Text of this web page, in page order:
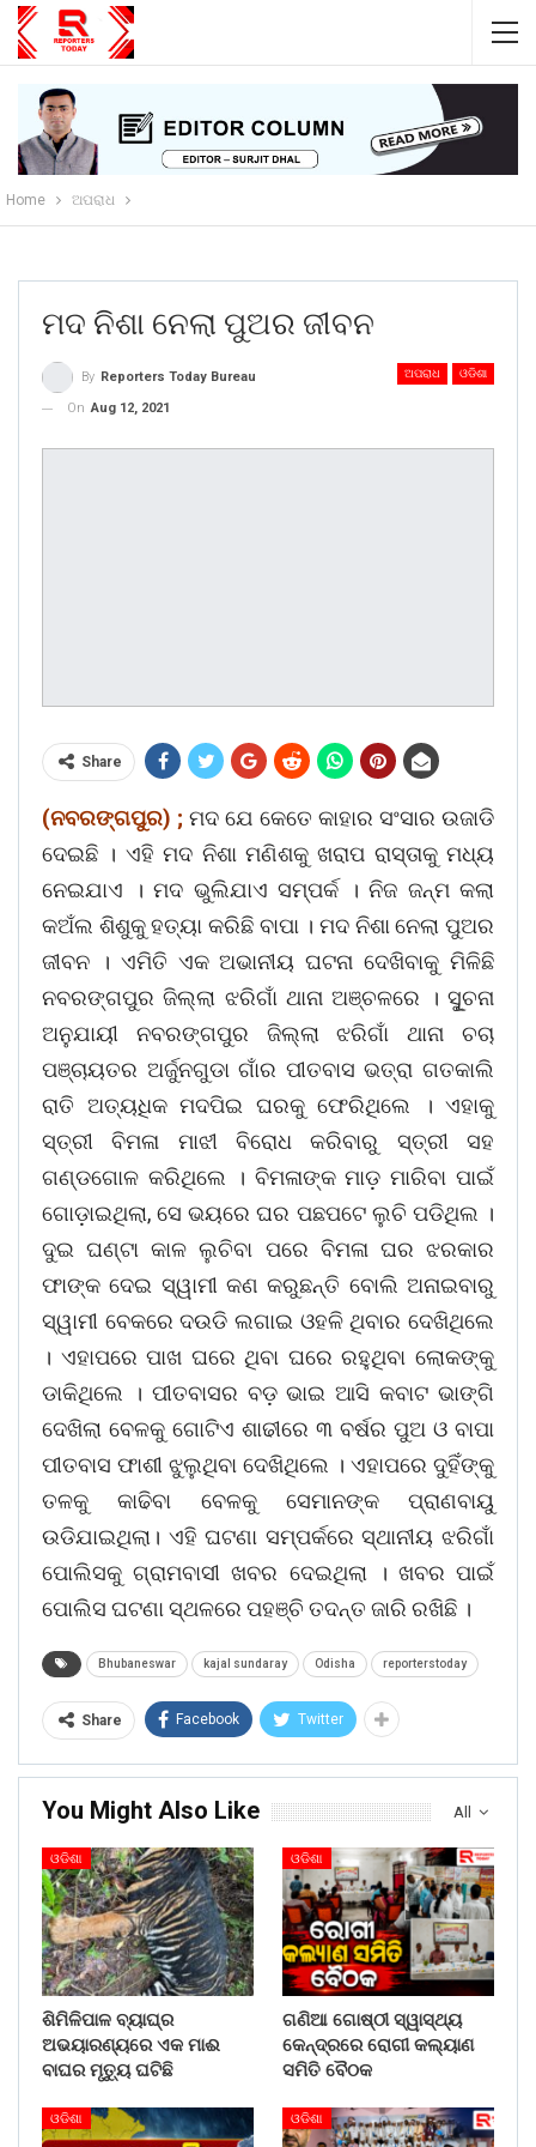
Home ଅପରାଧ
ମଦ ନିଶା ନେଲା ପୁଅର ଜୀବନ
ଅପରାଧ ଓଡିଶା
By Reporters Today Bureau
On Aug 12, 2021
Share
(ନବରଙ୍ଗପୁର) ; ମଦ ଯେ କେତେ କାହାର ସଂସାର ଉଜାଡି
ଦେଇଛି । ଏହି ମଦ ନିଶା ମଣିଶକୁ ଖରାପ ରାସ୍ତାକୁ ମଧ୍ୟ
ନେଇଯାଏ । ମଦ ଭୁଲିଯାଏ ସମ୍ପର୍କ । ନିଜ ଜନ୍ମ କଲା
କଅଁଲ ଶିଶୁକୁ ହତ୍ୟା କରିଛି ବାପା । ମଦ ନିଶା ନେଲା ପୁଅର
ଜୀବନ । ଏମିତି ଏକ ଅଭାନୀୟ ଘଟନା ଦେଖିବାକୁ ମିଳିଛି
ନବରଙ୍ଗପୁର ଜିଲ୍ଲା ଝରିଗାଁ ଥାନା ଅଞ୍ଚଳରେ । ସୂୁଚନା
ଅନୁଯାୟୀ ନବରଙ୍ଗପୁର ଜିଲ୍ଲା ଝରିଗାଁ ଥାନା ଚଚା
ପଞ୍ଚାୟତର ଅର୍ଜୁନଗୁଡା ଗାଁର ପୀତବାସ ଭତ୍ରା ଗତକାଲି
ରାତି ଅତ୍ୟଧିକ ମଦପିଇ ଘରକୁ ଫେରିଥିଲେ । ଏହାକୁ
ସ୍ତ୍ରୀ ବିମଳା ମାଝୀ ବିରୋଧ କରିବାରୁ ସ୍ତ୍ରୀ ସହ
ଗଣ୍ଡଗୋଳ କରିଥିଲେ । ବିମଳାଙ୍କ ମାଡ଼ ମାରିବା ପାଇଁ
ଗୋଡ଼ାଇଥିଲା, ସେ ଭୟରେ ଘର ପଛପଟେ ଲୁଚି ପଡିଥିଲ ।
ଦୁଇ ଘଣ୍ଟା କାଳ ଲୁଚିବା ପରେ ବିମଳା ଘର ଝରକାର
ଫାଙ୍କ ଦେଇ ସ୍ୱାମୀ କଣ କରୁଛନ୍ତି ବୋଲି ଅନାଇବାରୁ
ସ୍ୱାମୀ ବେକରେ ଦଉଡି ଲଗାଇ ଓହଳି ଥିବାର ଦେଖିଥିଲେ
। ଏହାପରେ ପାଖ ଘରେ ଥିବା ଘରେ ରହୁଥିବା ଲୋକଙ୍କୁ
ଡାକିଥିଲେ । ପୀତବାସର ବଡ଼ ଭାଇ ଆସି କବାଟ ଭାଙ୍ଗି
ଦେଖିଲା ବେଳକୁ ଗୋଟିଏ ଶାଢୀରେ ୩ ବର୍ଷର ପୁଅ ଓ ବାପା
ପୀତବାସ ଫାଶୀ ଝୁଲୁଥିବା ଦେଖିଥିଲେ । ଏହାପରେ ଦୁହିଁଙ୍କୁ
ତଳକୁ କାଢିବା ବେଳକୁ ସେମାନଙ୍କ ପ୍ରାଣବାୟୁ
ଉଡିଯାଇଥିଲା। ଏହି ଘଟଣା ସମ୍ପର୍କରେ ସ୍ଥାନୀୟ ଝରିଗାଁ
ପୋଲିସକୁ ଗ୍ରାମବାସୀ ଖବର ଦେଇଥିଲା । ଖବର ପାଇଁ
ପୋଲିସ ଘଟଣା ସ୍ଥଳରେ ପହଞ୍ଚି ତଦନ୍ତ ଜାରି ରଖିଛି ।
Bhubaneswar kajal sundaray Odisha reporterstoday
Share Facebook Twitter
All
You Might Also Like
ଓଡିଶା
ଶିମିଳିପାଳ ବ୍ୟାଘ୍ର
ଅଭୟାରଣ୍ୟରେ ଏକ ମାଈ
ବାଘର ମୃତ୍ୟୁ ଘଟିଛି
ଓଡିଶା
ଗଣିଆ ଗୋଷ୍ଠୀ ସ୍ୱାସ୍ଥ୍ୟ
କେନ୍ଦ୍ରରେ ରୋଗୀ କଲ୍ୟାଣ
ସମିତି ବୈଠକ
ଓଡିଶା ଓଡିଶା